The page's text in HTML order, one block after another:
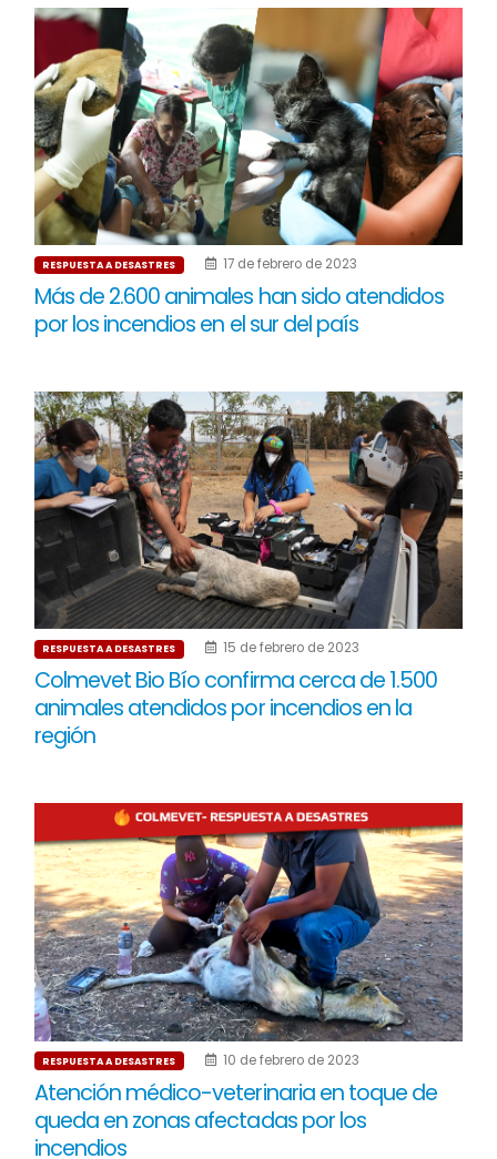
RESPUESTA A DESASTRES 17 de febrero de 2023
Más de 2.600 animales han sido atendidos
por los incendios en el sur del país
RESPUESTA A DESASTRES 15 de febrero de 2023
Colmevet Bio Bío confirma cerca de 1.500
animales atendidos por incendios en la
región
RESPUESTA A DESASTRES 10 de febrero de 2023
Atención médico-veterinaria en toque de
queda en zonas afectadas por los
incendios